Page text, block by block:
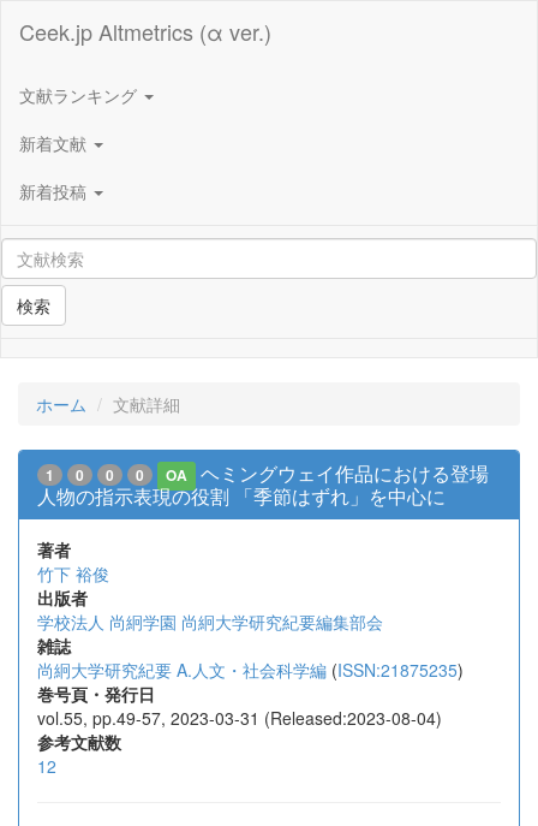
Ceek.jp Altmetrics (α ver.)
文献ランキング
新着文献
新着投稿
検索
ホーム 文献詳細
1 0 0 0 OA
ヘミングウェイ作品における登場
人物の指示表現の役割 「季節はずれ」を中心に
著者
竹下 裕俊
出版者
学校法人 尚絅学園 尚絅大学研究紀要編集部会
雑誌
尚絅大学研究紀要 A.人文・社会科学編 (ISSN:21875235)
巻号頁・発行日
vol.55, pp.49-57, 2023-03-31 (Released:2023-08-04)
参考文献数
12